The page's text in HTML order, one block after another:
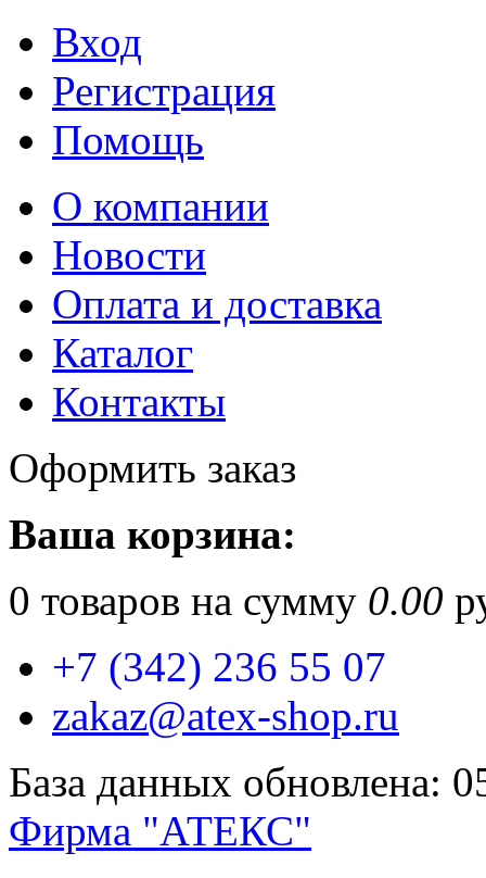
Вход
Регистрация
Помощь
О компании
Новости
Оплата и доставка
Каталог
Контакты
Оформить заказ
Ваша корзина:
0 товаров на сумму 0.00
+7 (342) 236 55 07
zakaz@atex-shop.ru
База данных обновлена:
Фирма "АТЕКС"